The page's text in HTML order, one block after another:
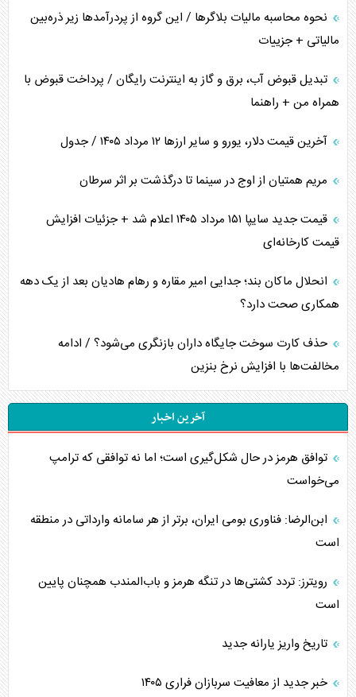
نحوه محاسبه مالیات بلاگر‌ها / این گروه از پردرآمد‌ها زیر ذره‌بین
مالیاتی + جزییات
تبدیل قبوض آب، برق و گاز به اینترنت رایگان / پرداخت قبوض با
همراه من + راهنما
آخرین قیمت دلار، یورو و سایر ارز‌ها ۱۲ مرداد ۱۴۰۵ / جدول
مریم همتیان از اوج در سینما تا درگذشت بر اثر سرطان
قیمت جدید سایپا ۱۵۱ مرداد ۱۴۰۵ اعلام شد + جزئیات افزایش
قیمت کارخانه‌ای
انحلال ماکان بند؛ جدایی امیر مقاره و رهام هادیان بعد از یک دهه
همکاری صحت دارد؟
حذف کارت سوخت جایگاه داران بازنگری می‌شود؟ / ادامه
مخالفت‌ها با افزایش نرخ بنزین
آخرین اخبار
توافق هرمز در حال شکل‌گیری است؛ اما نه توافقی که ترامپ
می‌خواست
ابن‌الرضا: فناوری بومی ایران، برتر از هر سامانه وارداتی در منطقه
است
رویترز: تردد کشتی‌ها در تنگه هرمز و باب‌المندب همچنان پایین
است
تاریخ واریز یارانه جدید
خبر جدید از معافیت سربازان فراری ۱۴۰۵